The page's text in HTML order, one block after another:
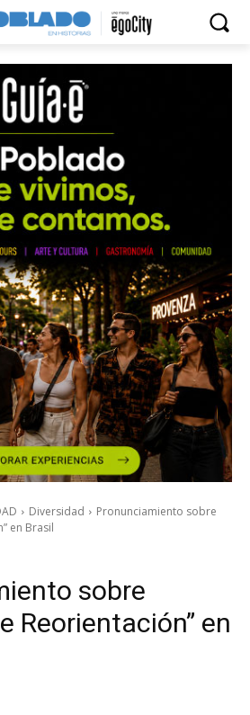
Diversidad
Pronunciamiento sobre
en Brasil
sobre
Reorientación” en